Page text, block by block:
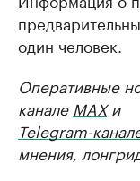
один человек.
Оперативные
канале MAXи
Telegram-
мнения,